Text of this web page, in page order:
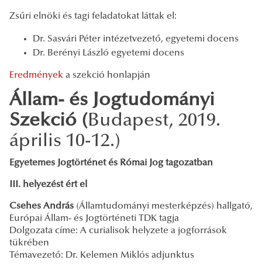
Zsűri elnöki és tagi feladatokat láttak el:
Dr. Sasvári Péter intézetvezető, egyetemi docens
Dr. Berényi László egyetemi docens
Eredmények a szekció honlapján
Állam- és Jogtudományi
Szekció (Budapest, 2019.
április 10-12.)
Egyetemes Jogtörténet és Római Jog tagozatban
III. helyezést ért el
Csehes András (Államtudományi mesterképzés) hallgató,
Európai Állam- és Jogtörténeti TDK tagja
Dolgozata címe: A curialisok helyzete a jogforrások
tükrében
Témavezető: Dr. Kelemen Miklós adjunktus